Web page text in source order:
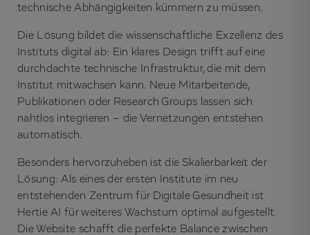
technische Abhängigkeiten kümmern zu müssen.
Die Lösung bildet die wissenschaftliche Exzellenz des
Instituts digital ab: Ein klares Design trifft auf eine
durchdachte technische Infrastruktur, die mit dem
Institut mitwachsen kann. Neue Mitarbeitende,
Publikationen oder Research Groups lassen sich
nahtlos integrieren – die Vernetzungen entstehen
automatisch.
Besonders hervorzuheben ist die Skalierbarkeit der
Lösung: Als eines der ersten Institute im neu
entstehenden Zentrum für Digitale Gesundheit ist
Hertie AI für weiteres Wachstum optimal aufgestellt.
Die Website schafft die perfekte Balance zwischen